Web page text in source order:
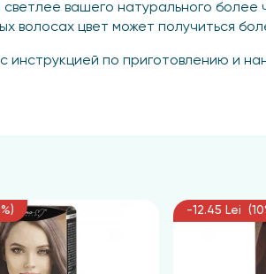
вашего натурального
волосах цвет может получиться
инструкцией по приготовлению и
плотный крем вдоль линии
смесь в пластиковой или
и приступайте к окрашиванию.
-12.45 Lei